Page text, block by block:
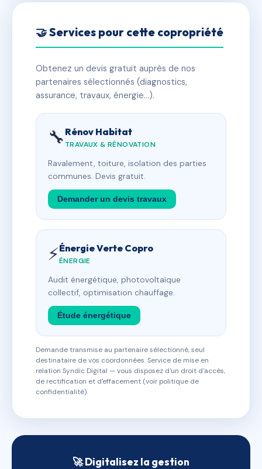
🤝 Services pour cette copropriété
Obtenez un devis gratuit auprès de nos
partenaires sélectionnés (diagnostics,
assurance, travaux, énergie…).
🔧 Rénov Habitat
TRAVAUX & RÉNOVATION
Ravalement, toiture, isolation des parties
communes. Devis gratuit.
Demander un devis travaux
⚡Énergie Verte Copro
ÉNERGIE
Audit énergétique, photovoltaïque
collectif, optimisation chauffage.
Étude énergétique
Demande transmise au partenaire sélectionné, seul
destinataire de vos coordonnées. Service de mise en
relation Syndic Digital — vous disposez d'un droit d'accès,
de rectification et d'effacement (voir politique de
confidentialité).
🚀 Digitalisez la gestion